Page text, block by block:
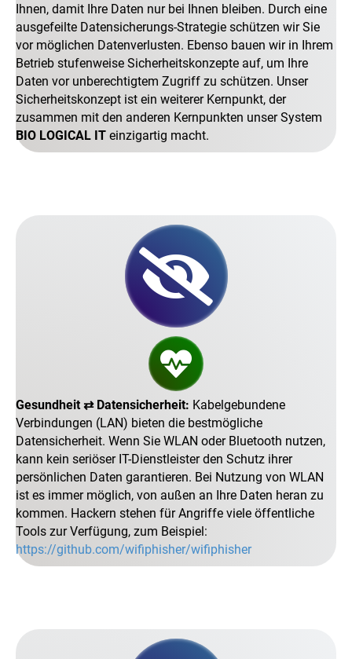
Ihnen, damit Ihre Daten nur bei Ihnen bleiben. Durch eine
ausgefeilte Datensicherungs-Strategie schützen wir Sie
vor möglichen Datenverlusten. Ebenso bauen wir in Ihrem
Betrieb stufenweise Sicherheitskonzepte auf, um Ihre
Daten vor unberechtigtem Zugriff zu schützen. Unser
Sicherheitskonzept ist ein weiterer Kernpunkt, der
zusammen mit den anderen Kernpunkten unser System
BIO LOGICAL IT einzigartig macht.
Gesundheit ⇄ Datensicherheit: Kabelgebundene
Verbindungen (LAN) bieten die bestmögliche
Datensicherheit. Wenn Sie WLAN oder Bluetooth nutzen,
kann kein seriöser IT-Dienstleister den Schutz ihrer
persönlichen Daten garantieren. Bei Nutzung von WLAN
ist es immer möglich, von außen an Ihre Daten heran zu
kommen. Hackern stehen für Angriffe viele öffentliche
Tools zur Verfügung, zum Beispiel:
https://github.com/wifiphisher/wifiphisher